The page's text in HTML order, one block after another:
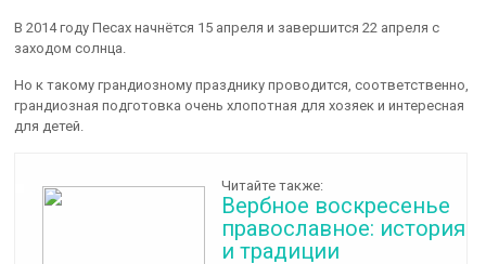
В 2014 году Песах начнётся 15 апреля и завершится 22 апреля с
заходом солнца.
Но к такому грандиозному празднику проводится, соответственно,
грандиозная подготовка очень хлопотная для хозяек и интересная
для детей.
Читайте также:
Вербное воскресенье
православное: история
и традиции